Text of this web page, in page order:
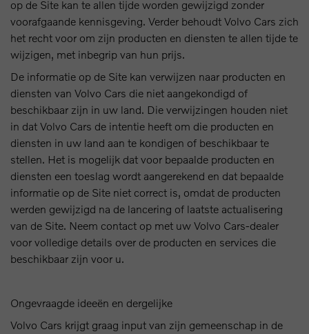
op de Site kan te allen tijde worden gewijzigd zonder
voorafgaande kennisgeving. Verder behoudt Volvo Cars zich
het recht voor om zijn producten en diensten te allen tijde te
wijzigen, met inbegrip van hun prijs.
De informatie op de Site kan verwijzen naar producten en
diensten van Volvo Cars die niet aangekondigd of
beschikbaar zijn in uw land. Die verwijzingen houden niet
in dat Volvo Cars de intentie heeft om die producten en
diensten in uw land aan te kondigen of beschikbaar te
stellen. Het is mogelijk dat voor bepaalde producten en
diensten een toeslag wordt aangerekend en dat bepaalde
informatie op de Site niet correct is, omdat de producten
werden gewijzigd na de lancering of laatste actualisering
van de Site. Neem contact op met uw Volvo Cars-dealer
voor volledige details over de producten en services die
beschikbaar zijn voor u.
Ongevraagde ideeën en dergelijke
Volvo Cars krijgt graag input van zijn gemeenschap in de